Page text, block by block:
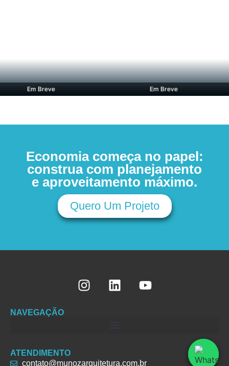
Em Breve Em Breve
Economia começa no papel:
construa com planejamento
e aproveitamento máximo.
Quero Um Projeto
NAVEGAÇÃO
ATENDIMENTO
contato@munozarquitetura.com.br